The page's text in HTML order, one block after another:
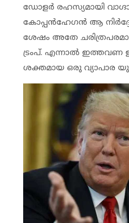
ഡോളര്‍ രഹസ്യമായി
കോപ്പന്‍ഹേഗന്‍ ആ
ശേഷം അതേ
ട്രംപ്. എന്നാല്‍ ഇത്തവണ
ശക്തമായ ഒരു വ്യാപാര